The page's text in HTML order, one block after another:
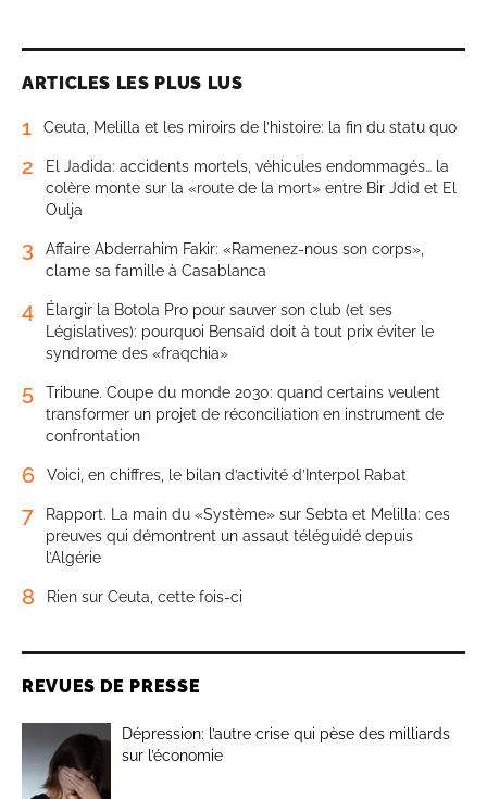
ARTICLES LES PLUS LUS
1 Ceuta, Melilla et les miroirs de l’histoire: la fin du statu quo
2
El Jadida: accidents mortels, véhicules endommagés… la
colère monte sur la «route de la mort» entre Bir Jdid et El
Oulja
3
Affaire Abderrahim Fakir: «Ramenez-nous son corps»,
clame sa famille à Casablanca
4
Élargir la Botola Pro pour sauver son club (et ses
Législatives): pourquoi Bensaïd doit à tout prix éviter le
syndrome des «fraqchia»
5
Tribune. Coupe du monde 2030: quand certains veulent
transformer un projet de réconciliation en instrument de
confrontation
6 Voici, en chiffres, le bilan d’activité d’Interpol Rabat
7
Rapport. La main du «Système» sur Sebta et Melilla: ces
preuves qui démontrent un assaut téléguidé depuis
l’Algérie
8 Rien sur Ceuta, cette fois-ci
REVUES DE PRESSE
Dépression: l’autre crise qui pèse des milliards
sur l’économie